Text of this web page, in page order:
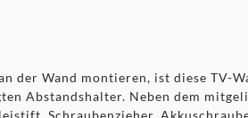
der Wand montieren, ist diese
Abstandshalter. Neben dem
Schraubenzieher,